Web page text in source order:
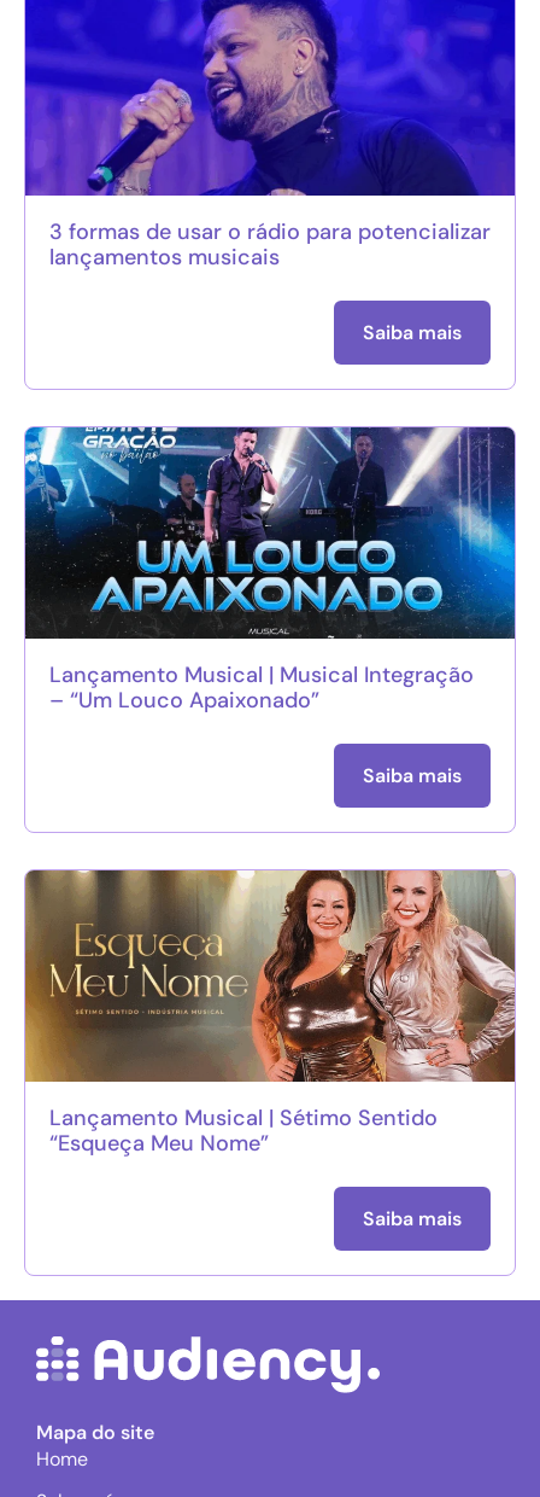
3 formas de usar o rádio para potencializar
lançamentos musicais
Saiba mais
Lançamento Musical | Musical Integração
– “Um Louco Apaixonado”
Saiba mais
Lançamento Musical | Sétimo Sentido
“Esqueça Meu Nome”
Saiba mais
Mapa do site
Home